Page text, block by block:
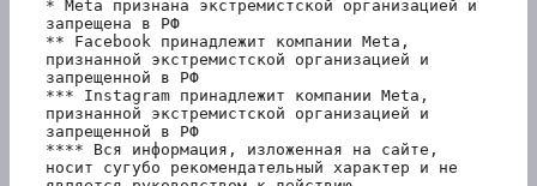
* Meta признана экстремистской организацией и
запрещена в РФ
** Facebook принадлежит компании Meta,
признанной экстремистской организацией и
запрещенной в РФ
*** Instagram принадлежит компании Meta,
признанной экстремистской организацией и
запрещенной в РФ
**** Вся информация, изложенная на сайте,
носит сугубо рекомендательный характер и не